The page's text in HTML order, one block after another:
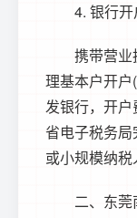
4. 银行
携带营
理基本户开
发银行，开
省电子税务
或小规模纳税
二、 东